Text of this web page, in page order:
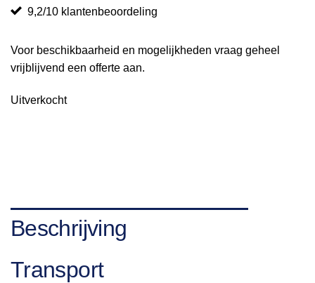
9,2/10 klantenbeoordeling
Voor beschikbaarheid en mogelijkheden vraag geheel
vrijblijvend een offerte aan.
Uitverkocht
Beschrijving
Transport